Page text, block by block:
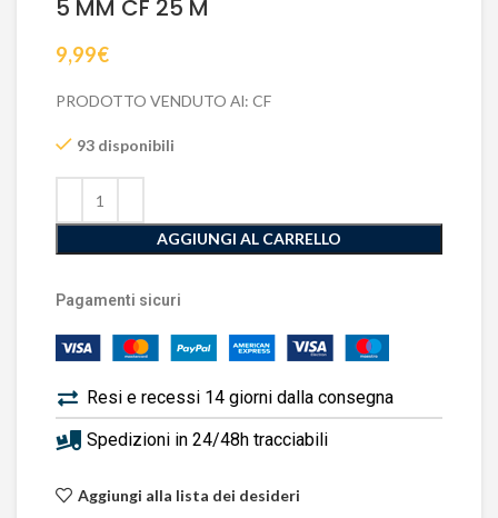
5 MM CF 25 M
9,99€
PRODOTTO VENDUTO Al: CF
93 disponibili
AGGIUNGI AL CARRELLO
Pagamenti sicuri
Resi e recessi 14 giorni dalla consegna
Spedizioni in 24/48h tracciabili
Aggiungi alla lista dei desideri